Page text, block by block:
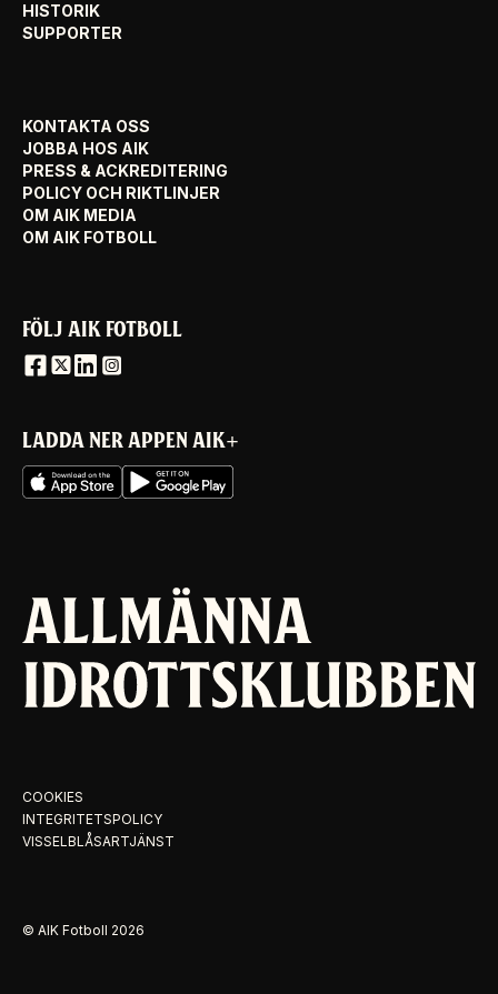
HISTORIK
SUPPORTER
KONTAKTA OSS
JOBBA HOS AIK
PRESS & ACKREDITERING
POLICY OCH RIKTLINJER
OM AIK MEDIA
OM AIK FOTBOLL
FÖLJ AIK FOTBOLL
LADDA NER APPEN AIK+
COOKIES
INTEGRITETSPOLICY
VISSELBLÅSARTJÄNST
© AIK Fotboll 2026